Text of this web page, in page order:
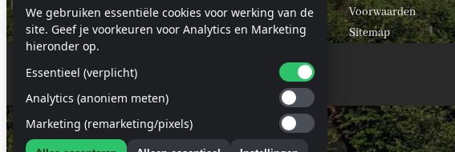
Voorwaarden
Sitemap
© 2024 Beukenhaagkwekerij.nl
We gebruiken essentiële cookies voor werking van de
site. Geef je voorkeuren voor Analytics en Marketing
hieronder op.
Essentieel (verplicht)
Analytics (anoniem meten)
Marketing (remarketing/pixels)